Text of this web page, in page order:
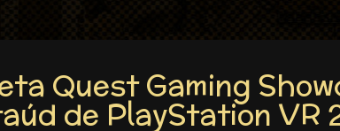
Quest Gaming
de PlayStation VR